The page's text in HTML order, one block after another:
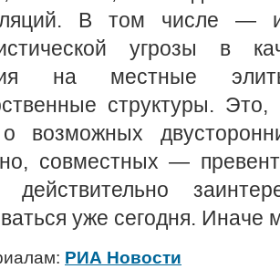
В том числе —
угрозы в
на местные
структуры.
возможных
совместных —
уже сегодня. Иначе
РИА Новости